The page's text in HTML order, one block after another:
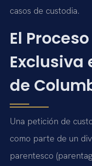
casos de custodia.
El
Exclusiva
de
Una petición de
como parte de un
parentesco